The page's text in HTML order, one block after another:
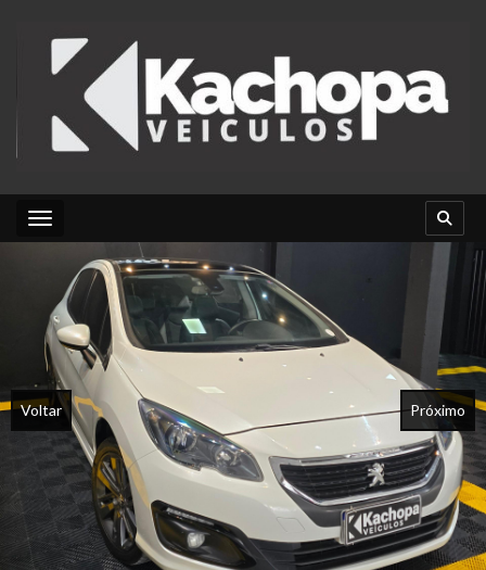
Toggle navigation
Voltar Próximo